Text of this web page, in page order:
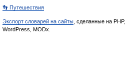
👣 Путешествия
Экспорт словарей на сайты , сделанные на PHP,
WordPress, MODx.